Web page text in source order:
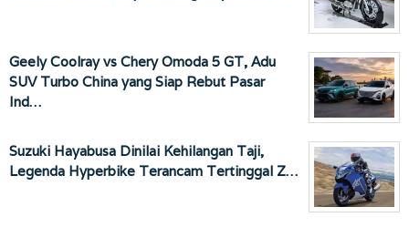
Geely Coolray vs Chery Omoda 5 GT, Adu
SUV Turbo China yang Siap Rebut Pasar
Ind…
Suzuki Hayabusa Dinilai Kehilangan Taji,
Legenda Hyperbike Terancam Tertinggal Z…